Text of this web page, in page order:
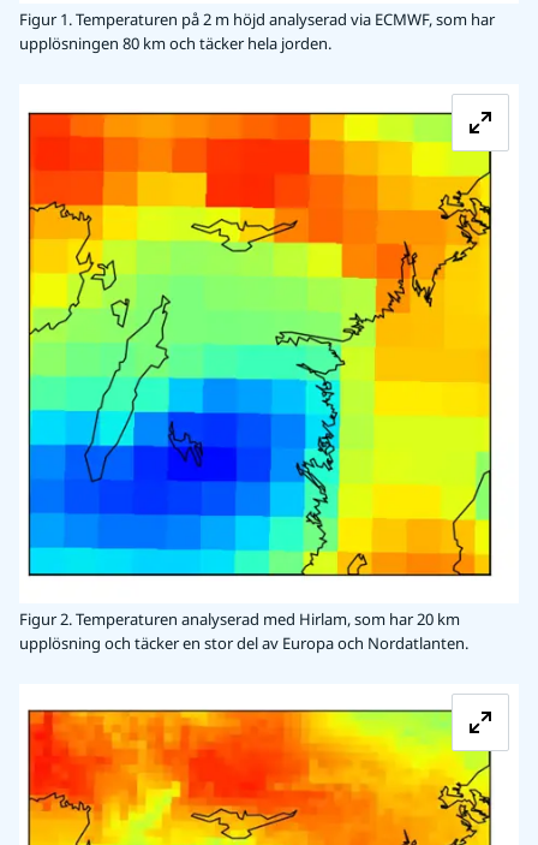
Figur 1. Temperaturen på 2 m höjd analyserad via ECMWF, som har
upplösningen 80 km och täcker hela jorden.
Figur 2. Temperaturen analyserad med Hirlam, som har 20 km
upplösning och täcker en stor del av Europa och Nordatlanten.